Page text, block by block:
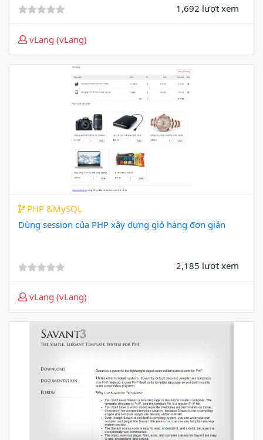
1,692 lượt xem
vLang (vLang)
PHP &MySQL
Dùng session của PHP xây dựng giỏ hàng đơn giản
2,185 lượt xem
vLang (vLang)